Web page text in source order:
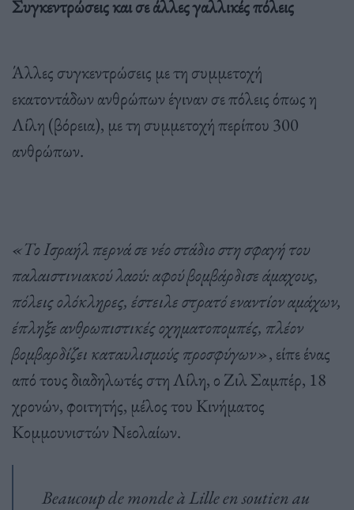
Συγκεντρώσεις και σε άλλες γαλλικές πόλεις
Άλλες συγκεντρώσεις με τη συμμετοχή
εκατοντάδων ανθρώπων έγιναν σε πόλεις όπως η
Λίλη (βόρεια), με τη συμμετοχή περίπου 300
ανθρώπων.
«Το Ισραήλ περνά σε νέο στάδιο στη σφαγή του
παλαιστινιακού λαού: αφού βομβάρδισε άμαχους,
πόλεις ολόκληρες, έστειλε στρατό εναντίον αμάχων,
έπληξε ανθρωπιστικές οχηματοπομπές, πλέον
βομβαρδίζει καταυλισμούς προσφύγων», είπε ένας
από τους διαδηλωτές στη Λίλη, ο Ζιλ Σαμπέρ, 18
χρονών, φοιτητής, μέλος του Κινήματος
Κομμουνιστών Νεολαίων.
Beaucoup de monde à Lille en soutien au